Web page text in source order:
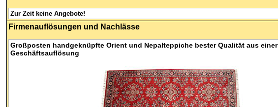
Zur Zeit keine Angebote!
Firmenauflösungen und Nachlässe
Großposten handgeknüpfte Orient und Nepalteppiche bester Qualität aus einer
Geschäftsauflösung